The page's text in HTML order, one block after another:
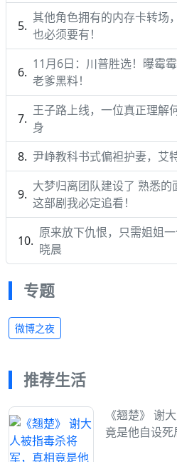
其他角色拥有的内存卡转场
也必须要有！
11月6日：川普胜选！曝霉
老爹黑料！
王子路上线，一位真正理解
身
尹峥教科书式偏袒护妻，艾
大梦归离团队建设了 熟悉的
这部剧我必定追看！
原来放下仇恨，只需姐姐
晓晨
专题
微博之夜
推荐生活
《翘楚》 谢
竟是他自设死